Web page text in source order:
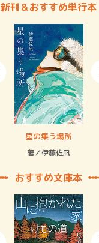
新刊＆おすすめ単行本
星の集う場所
著／伊藤佐凪
おすすめ文庫本